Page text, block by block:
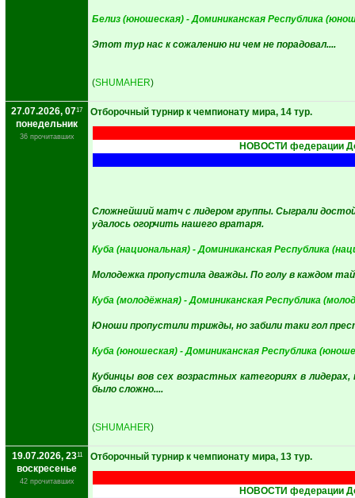
Белиз (юношеская) - Доминиканская Республика
Этот тур нас к сожалению ни чем не порадовал....
(SHUMAHER)
27.07.2026, 0717
понедельник
36 прочитавших
Отборочный турнир к чемпионату мира, 14 тур.
НОВОСТИ федерации
Сложнейший матч с лидером группы. Сыграли
удалось огорчить нашего вратаря.
Куба (национальная) - Доминиканская Республика
Молодежка пропустила дважды. По голу в каждом
Куба (молодёжная) - Доминиканская Республика
Юноши пропустили трижды, но забили таки гол
Куба (юношеская) - Доминиканская Республика
Кубинцы вов сех возрастных категориях в
было сложно....
(SHUMAHER)
19.07.2026, 2311
воскресенье
42 прочитавших
Отборочный турнир к чемпионату мира, 13 тур.
НОВОСТИ федерации